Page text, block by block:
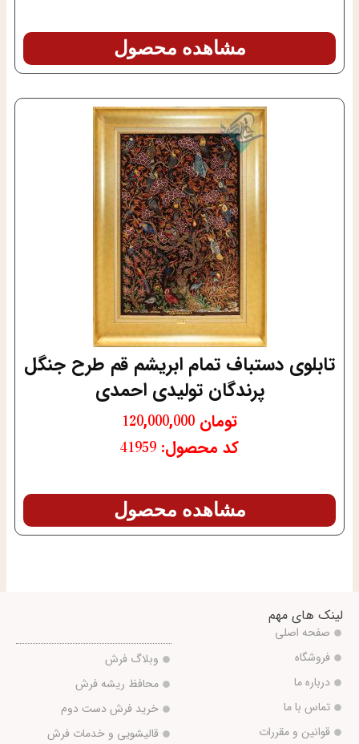
مشاهده محصول
تابلوی دستباف تمام ابریشم قم طرح جنگل
پرندگان تولیدی احمدی
تومان
کد محصول: 41959
مشاهده محصول
لینک های مهم
صفحه اصلی
فروشگاه
درباره ما
تماس با ما
قوانین و مقررات
وبلاگ فرش
محافظ ریشه فرش
خرید فرش دست دوم
قالیشویی و خدمات فرش